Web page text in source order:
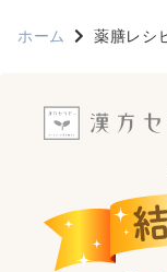
ホーム 薬膳レシ